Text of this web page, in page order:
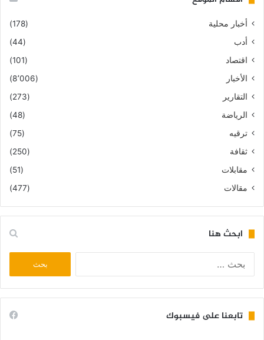
أخبار محلية
(178)
أدب
(44)
اقتصاد
(101)
الأخبار
(8٬006)
التقارير
(273)
الرياضة
(48)
ترقيه
(75)
ثقافة
(250)
مقابلات
(51)
مقالات
(477)
ابحث هنا
تابعنا على فيسبوك